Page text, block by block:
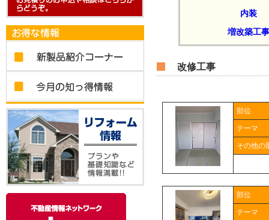
内装
増改築工事
改修工事
部位
テーマ
その他の
部位
テーマ